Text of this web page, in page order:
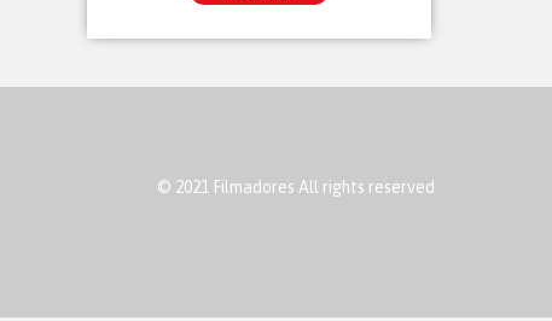
© 2021 Filmadores All rights reserved